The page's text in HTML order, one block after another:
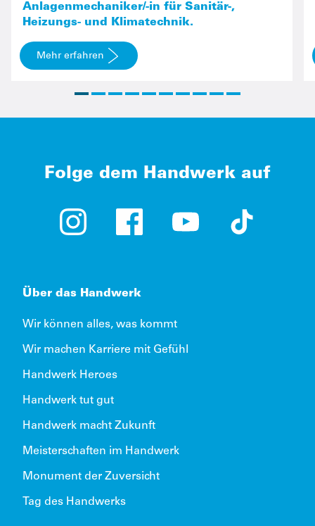
Anlagenmechaniker/-in für Sanitär-,
Heizungs- und Klimatechnik.
Mehr erfahren
Folge dem Handwerk auf
Instagram (öffnet in neuem Tab)
Facebook (öffnet in neuem Tab)
YouTube (öffnet in
TikTok
Über das Handwerk
Wir können alles, was kommt
Wir machen Karriere mit Gefühl
Handwerk Heroes
Handwerk tut gut
Handwerk macht Zukunft
Meisterschaften im Handwerk
Monument der Zuversicht
Tag des Handwerks